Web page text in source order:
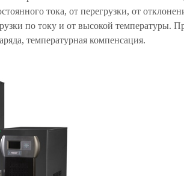
тока, от перегрузки, от
по току и от высокой температуры.
температурная компенсация.